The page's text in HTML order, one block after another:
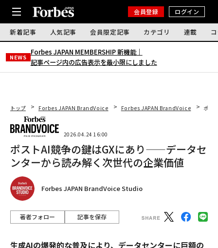
会員登録 ログイン
新着記事 人気記事 会員限定記事 カテゴリ 連載
NEWS
Forbes JAPAN MEMBERSHIP 新機能｜
記事ページ内の広告表示を最小限にしました
トップ Forbes JAPAN BrandVoice Forbes JAPAN BrandVoice ポス
2026.04.24 16:00
ポストAI競争の鍵はGXにあり——データセ
ンターから読み解く次世代の企業価値
Forbes JAPAN BrandVoice Studio
著者フォロー 記事を保存
生成AIの爆発的な普及により、データセンターに巨額の